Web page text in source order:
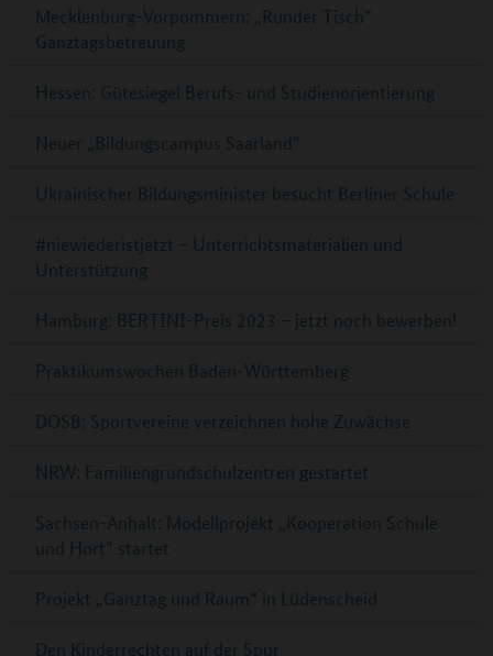
Mecklenburg-Vorpommern: „Runder Tisch“
Ganztagsbetreuung
Hessen: Gütesiegel Berufs- und Studienorientierung
Neuer „Bildungscampus Saarland“
Ukrainischer Bildungsminister besucht Berliner Schule
#niewiederistjetzt – Unterrichtsmaterialien und
Unterstützung
Hamburg: BERTINI-Preis 2023 – jetzt noch bewerben!
Praktikumswochen Baden-Württemberg
DOSB: Sportvereine verzeichnen hohe Zuwächse
NRW: Familiengrundschulzentren gestartet
Sachsen-Anhalt: Modellprojekt „Kooperation Schule
und Hort“ startet
Projekt „Ganztag und Raum“ in Lüdenscheid
Den Kinderrechten auf der Spur